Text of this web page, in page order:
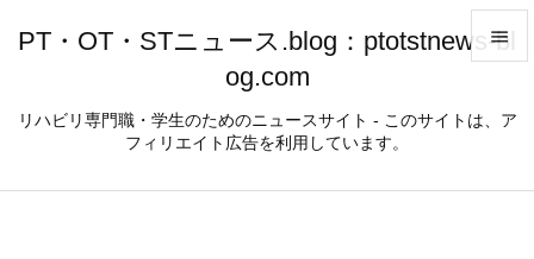
PT・OT・STニュース.blog：ptotstnews-bl
og.com
リハビリ専門職・学生のためのニュースサイト - このサイトは、ア
フィリエイト広告を利用しています。
